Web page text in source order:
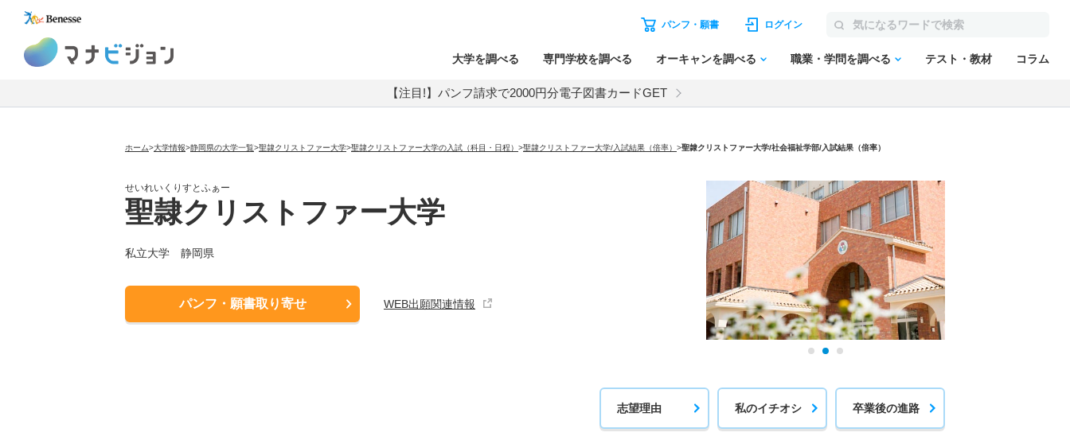
パンフ・願書 ログイン
大学を調べる 専門学校を調べる オーキャンを調べる 職業・学問を調べる テスト・教材 コラム
【注目!】パンフ請求で2000円分電子図書カードGET
ホーム>大学情報>静岡県の大学一覧>聖隷クリストファー大学>聖隷クリストファー大学の入試（科目・日程） >聖隷クリストファー大学/入試結果（倍率） >聖隷クリストファー大学/社会福祉学部/入試結果（倍率）
せいれいくりすとふぁー
聖隷クリストファー大学
私立大学 静岡県
パンフ・願書取り寄せ WEB出願関連情報
志望理由 私のイチオシ 卒業後の進路